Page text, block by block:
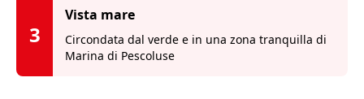
3
Vista mare
Circondata dal verde e in una zona tranquilla di
Marina di Pescoluse